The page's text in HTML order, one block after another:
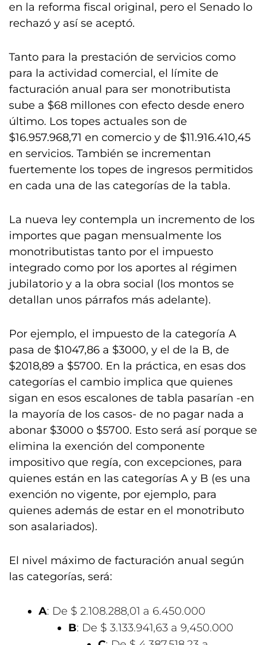
en la reforma fiscal original, pero el Senado lo
rechazó y así se aceptó.
Tanto para la prestación de servicios como
para la actividad comercial, el límite de
facturación anual para ser monotributista
sube a $68 millones con efecto desde enero
último. Los topes actuales son de
$16.957.968,71 en comercio y de $11.916.410,45
en servicios. También se incrementan
fuertemente los topes de ingresos permitidos
en cada una de las categorías de la tabla.
La nueva ley contempla un incremento de los
importes que pagan mensualmente los
monotributistas tanto por el impuesto
integrado como por los aportes al régimen
jubilatorio y a la obra social (los montos se
detallan unos párrafos más adelante).
Por ejemplo, el impuesto de la categoría A
pasa de $1047,86 a $3000, y el de la B, de
$2018,89 a $5700. En la práctica, en esas dos
categorías el cambio implica que quienes
sigan en esos escalones de tabla pasarían -en
la mayoría de los casos- de no pagar nada a
abonar $3000 o $5700. Esto será así porque se
elimina la exención del componente
impositivo que regía, con excepciones, para
quienes están en las categorías A y B (es una
exención no vigente, por ejemplo, para
quienes además de estar en el monotributo
son asalariados).
El nivel máximo de facturación anual según
las categorías, será:
A: De $ 2.108.288,01 a 6.450.000
B: De $ 3.133.941,63 a 9,450.000